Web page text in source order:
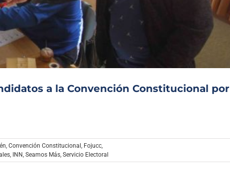
Archivo Sonoro
a la Convención Constitucional por
Convención Constitucional Fojucc
INN Seamos Más Servicio Electoral